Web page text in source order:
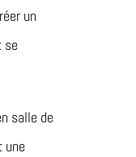
un
se
salle de
une